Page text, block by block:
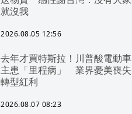
就沒我
2026.08.05 12:56
去年才買特斯拉！川普酸電動車
主患「里程病」 業界憂美喪失
轉型紅利
2026.08.07 08:23